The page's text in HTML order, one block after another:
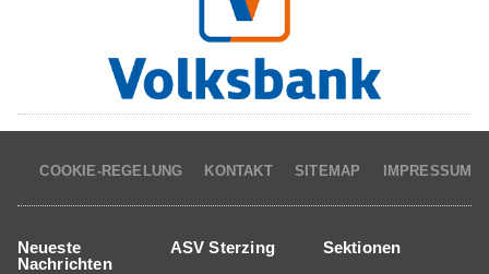
COOKIE-REGELUNG KONTAKT SITEMAP IMPRESSUM
Neueste
Nachrichten
ASV Sterzing Sektionen